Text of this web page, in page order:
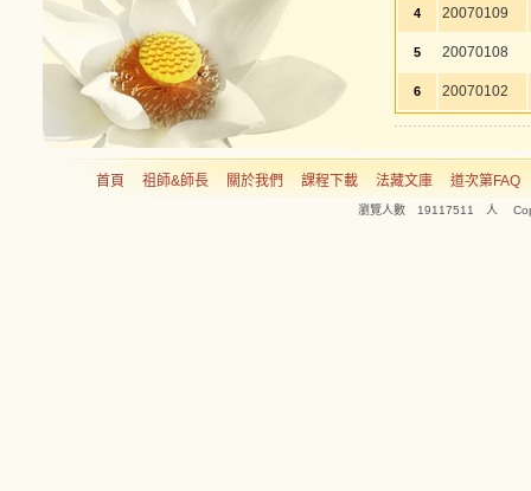
4 20070109
5 20070108
6 20070102
首頁 祖師&師長 關於我們 課程下載 法藏文庫 道次第FAQ
瀏覽人數 19117511 人